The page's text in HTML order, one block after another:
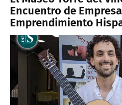
Encuentro de
Emprendimiento